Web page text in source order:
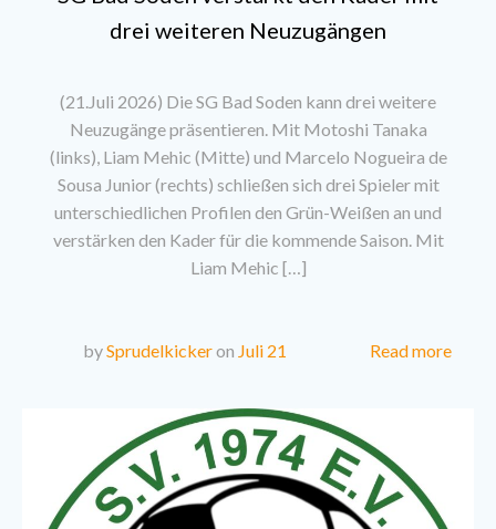
drei weiteren Neuzugängen
(21.Juli 2026) Die SG Bad Soden kann drei weitere
Neuzugänge präsentieren. Mit Motoshi Tanaka
(links), Liam Mehic (Mitte) und Marcelo Nogueira de
Sousa Junior (rechts) schließen sich drei Spieler mit
unterschiedlichen Profilen den Grün-Weißen an und
verstärken den Kader für die kommende Saison. Mit
Liam Mehic […]
bySprudelkickeron Juli 21 Read more